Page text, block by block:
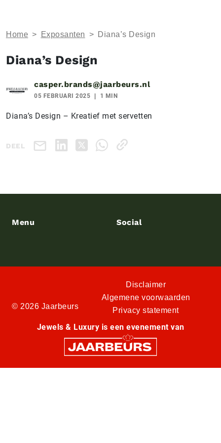
Home > Exposanten > Diana’s Design
Diana’s Design
casper.brands@jaarbeurs.nl
05 FEBRUARI 2025 1 MIN
Diana’s Design – Kreatief met servetten
DEEL
Menu Social
© 2026 Jaarbeurs
Disclaimer
Algemene voorwaarden
Privacy statement
Jewels & Luxury is een evenement van